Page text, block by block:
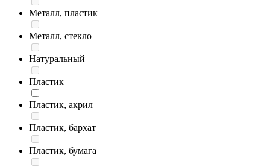
Металл, пластик
Металл, стекло
Натуральный
Пластик
Пластик, акрил
Пластик, бархат
Пластик, бумага